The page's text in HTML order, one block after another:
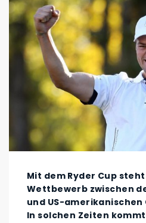
Mit dem Ryder Cup
Wettbewerb zwischen
und US-
In solchen Zeiten